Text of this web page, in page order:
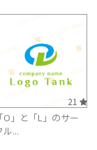
21
「O」と「L」のサー
ル...